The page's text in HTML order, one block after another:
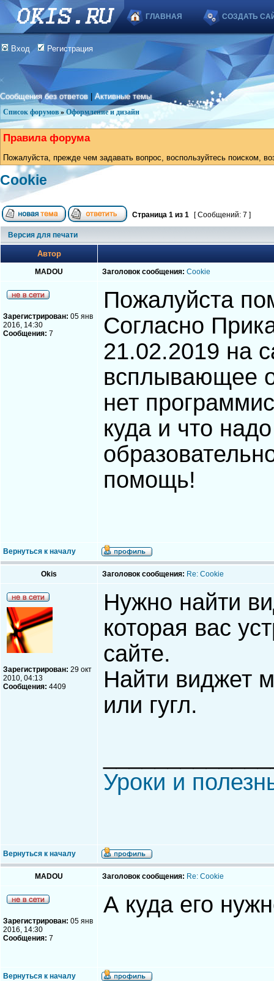
ГЛАВНАЯ СОЗДАТЬ
Вход Регистрация
Сообщения без ответов |Активные темы
Список форумов » Оформление и дизайн
Правила форума
Пожалуйста, прежде чем задавать вопрос, воспользуйтесь поиском,
Cookie
Страница 1 из 1 [ Сообщений: 7 ]
Версия для печати
Автор
MADOU Заголовок сообщения: Cookie
Зарегистрирован: 05 янв
2016, 14:30
Сообщения: 7
Пожалуйста
Согласно
21.02.2019 на
всплывающее
нет
куда и что
помощь!
Вернуться к началу
Okis Заголовок сообщения: Re: Cookie
Зарегистрирован: 29 окт
2010, 04:13
Сообщения: 4409
Нужно найти
которая вас
сайте.
Найти виджет
или гугл.
Уроки и
Вернуться к началу
MADOU Заголовок сообщения: Re: Cookie
Зарегистрирован: 05 янв
2016, 14:30
Сообщения: 7
А куда его
Вернуться к началу